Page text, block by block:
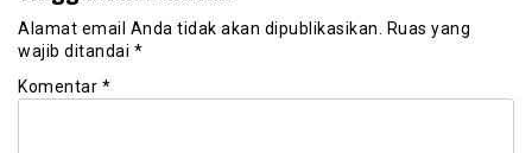
Alamat email Anda tidak akan dipublikasikan.
Ruas yang
wajib ditandai *
Komentar *